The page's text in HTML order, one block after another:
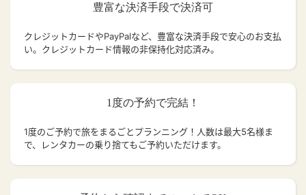
豊富な決済手段で決済可
クレジットカードやPayPalなど、豊富な決済手段で安心のお支払
い。クレジットカード情報の非保持化対応済み。
1度の予約で完結！
1度のご予約で旅をまるごとプランニング！人数は最大5名様ま
で、レンタカーの乗り捨てもご予約いただけます。